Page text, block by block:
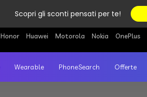
Scopri gli sconti pensati per te!
Honor Huawei Motorola Nokia OnePlus
Wearable PhoneSearch Offerte